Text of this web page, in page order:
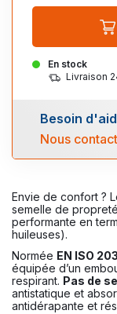
Envie de confort ?
semelle de
performante en
huileuses).
Normée EN ISO
équipée d’un
respirant. Pas de
antistatique et
antidérapante et
En stock
Livraison
Besoin
Nous